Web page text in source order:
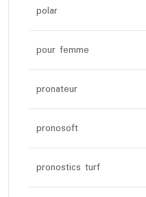
polar
pour femme
pronateur
pronosoft
pronostics turf